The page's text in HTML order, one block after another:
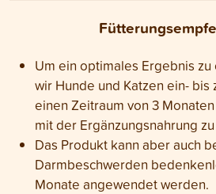
Um ein optimales Ergebnis
wir Hunde und Katzen ein-
einen Zeitraum von 3
mit der Ergänzungsnahrung
Das Produkt kann aber auch
Darmbeschwerden
Monate angewendet werden.